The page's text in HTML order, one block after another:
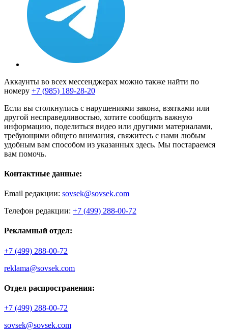
Аккаунты во всех мессенджерах можно также найти по
номеру +7 (985) 189-28-20
Если вы столкнулись с нарушениями закона, взятками или
другой несправедливостью, хотите сообщить важную
информацию, поделиться видео или другими материалами,
требующими общего внимания, свяжитесь с нами любым
удобным вам способом из указанных здесь. Мы постараемся
вам помочь.
Контактные данные:
Email редакции: sovsek@sovsek.com
Телефон редакции: +7 (499) 288-00-72
Рекламный отдел:
+7 (499) 288-00-72
reklama@sovsek.com
Отдел распространения:
+7 (499) 288-00-72
sovsek@sovsek.com